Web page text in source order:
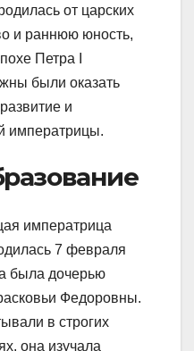
от царских
и раннюю юность,
Петра I
были оказать
и
императрицы.
императрица
7 февраля
была дочерью
Федоровны.
в строгих
она изучала